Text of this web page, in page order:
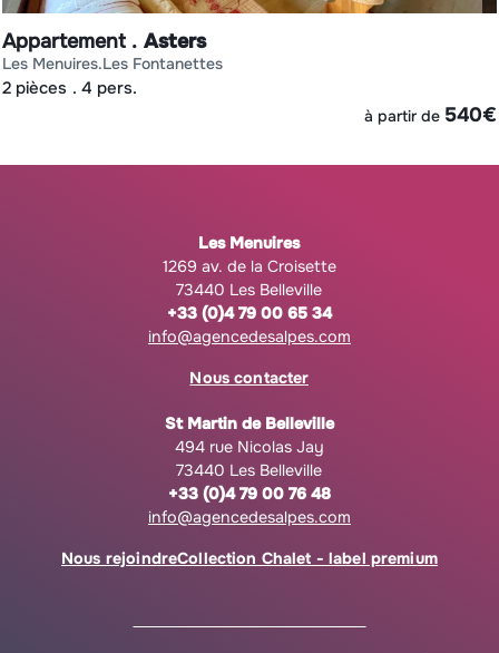
Appartement Asters
les menuires les fontanettes
2 pièces 4 pers.
à partir de 540€
Les Menuires
1269 av. de la Croisette
73440 Les Belleville
+33 (0)4 79 00 65 34
info@agencedesalpes.com
Nous contacter
St Martin de Belleville
494 rue Nicolas Jay
73440 Les Belleville
+33 (0)4 79 00 76 48
info@agencedesalpes.com
Nous rejoindreCollection Chalet - label premium